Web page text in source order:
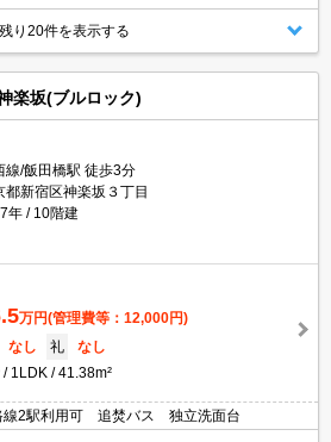
残り20件を表示する
楽坂(ブルロック)
線/飯田橋駅 徒歩3分
都新宿区神楽坂３丁目
年
10階建
万円(管理費等：12,000円)
なし 礼
なし
1LDK 41.38m²
線2駅利用可 追焚バス 独立洗面台